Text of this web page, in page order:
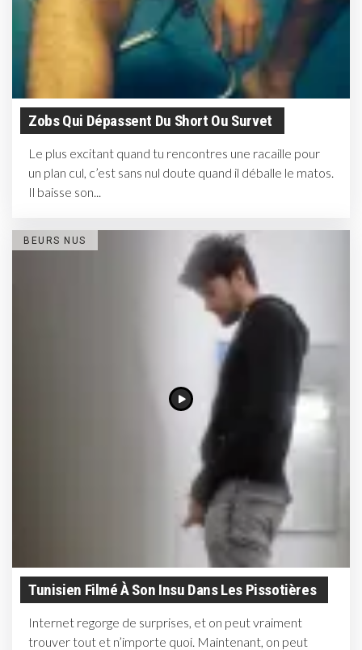
Zobs Qui Dépassent Du Short Ou Survet
Le plus excitant quand tu rencontres une racaille pour
un plan cul, c’est sans nul doute quand il déballe le matos.
Il baisse son...
BEURS NUS
Tunisien Filmé À Son Insu Dans Les Pissotières
Internet regorge de surprises, et on peut vraiment
trouver tout et n’importe quoi. Maintenant, on peut